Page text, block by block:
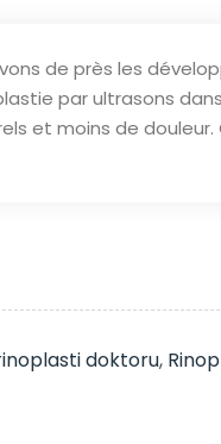
de près les
par ultrasons
et moins de
doktoru,